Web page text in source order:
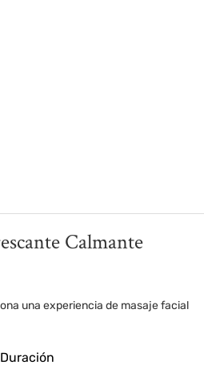
Calmante
una experiencia de masaje facial